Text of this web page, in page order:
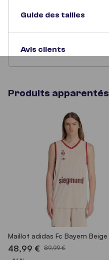
Guide des tailles
Avis clients
Produits apparentés
Maillot adidas Fc Bayern Beige
48,99 € 89,99 €